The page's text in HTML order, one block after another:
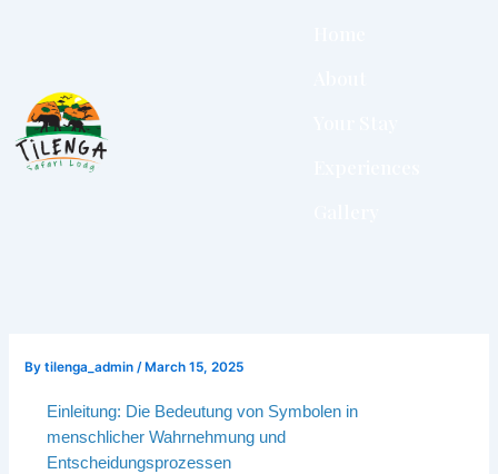
Bytilenga_admin/ March 15, 2025
Einleitung: Die Bedeutung von Symbolen in
menschlicher Wahrnehmung und
Entscheidungsprozessen